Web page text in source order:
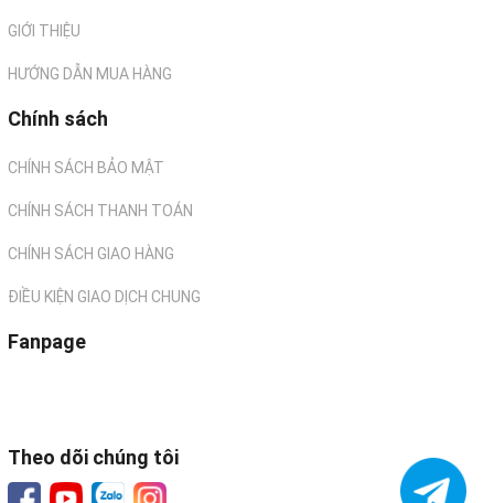
GIỚI THIỆU
HƯỚNG DẪN MUA HÀNG
Chính sách
CHÍNH SÁCH BẢO MẬT
CHÍNH SÁCH THANH TOÁN
CHÍNH SÁCH GIAO HÀNG
ĐIỀU KIỆN GIAO DỊCH CHUNG
Fanpage
Theo dõi chúng tôi